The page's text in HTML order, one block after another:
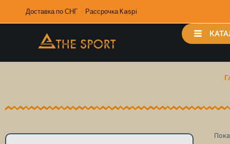
Доставка по СНГ · Рассрочка Kaspi